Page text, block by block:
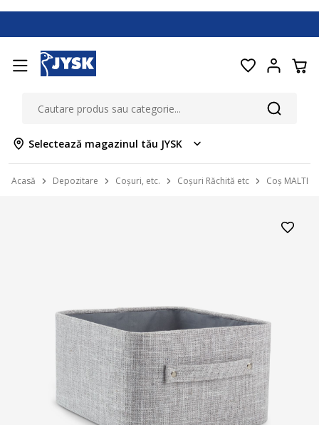
Selectează magazinul tău JYSK
Acasă Depozitare Coșuri, etc. Coșuri Răchită etc Coș MALTE